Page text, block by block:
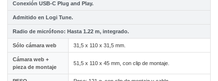
Conexión USB-C Plug and Play.
Admitido en Logi Tune.
Radio de micrófono: Hasta 1.22 m, integrado.
Sólo cámara web 31,5 x 110 x 31,5 mm.
Cámara web +
pieza de montaje
51,5 x 110 x 45 mm, con clip de montaje.